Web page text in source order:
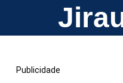
Publicidade